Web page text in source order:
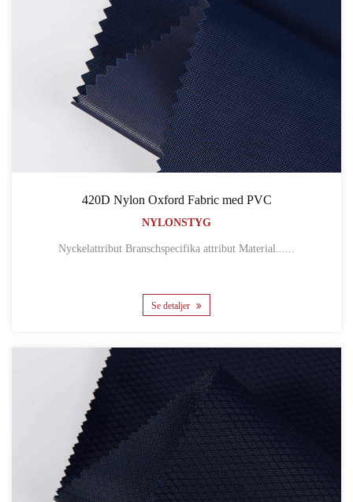
420D Nylon Oxford Fabric med PVC
NYLONSTYG
Nyckelattribut Branschspecifika attribut Material......
Se detaljer